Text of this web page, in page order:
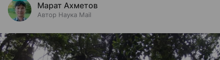
Марат Ахметов
Автор Наука Mail